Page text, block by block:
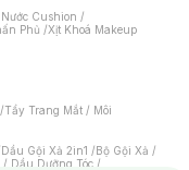
Cushion /
Phủ /Xịt Khoá Makeup
/Tẩy Trang Mắt / Môi
Dầu Gội Xả 2in1 /Bộ Gội Xả /
/ Dầu Dưỡng Tóc /